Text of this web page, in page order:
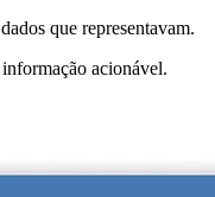
que representavam.
acionável.